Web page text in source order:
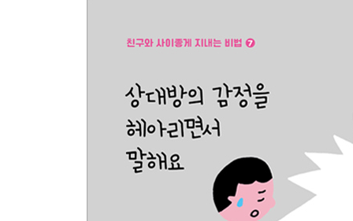
8 서로 가르쳐 주는 것은 장점이 많아요 74
10 공부는 평생 하는 거예요 78
4장. 도전하여 성공하는 비법
1 할 수 있는 것부터 시작해요 82
2 먼저 ‘하지 않을 것’을 결정해요 84
3 의지와 근성만으로는 계속 나아갈 수 없어요 86
4 어떤 방법으로 노력했는지 되돌아봐요 88